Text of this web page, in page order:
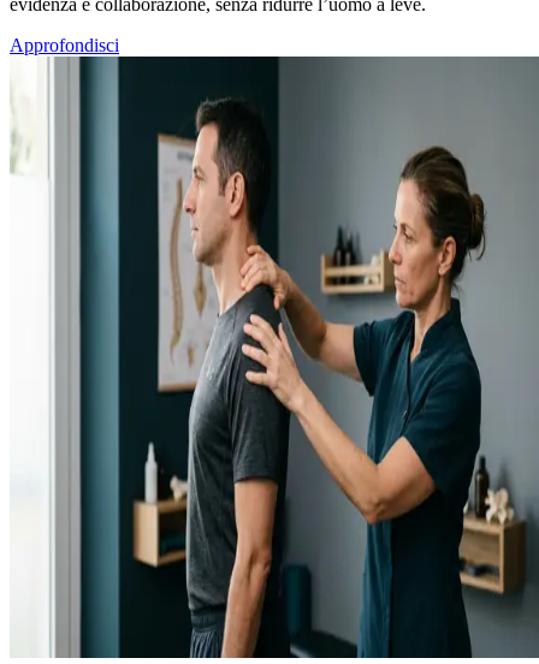
Approfondisci